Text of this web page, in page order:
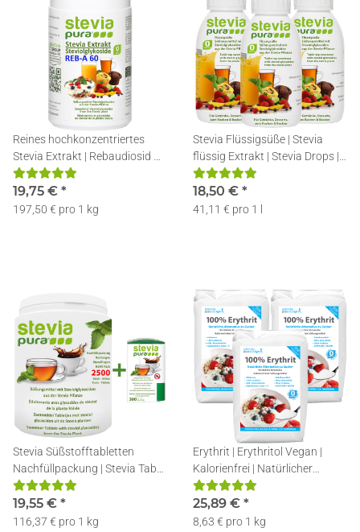
Reines hochkonzentriertes
Stevia Extrakt | Rebaudiosid A
60% - 100g | inkl. Dosierlöffel
19,75 € *
197,50 € pro 1 kg
Stevia Flüssigsüße | Stevia
flüssig Extrakt | Stevia Drops |
3x150ml
18,50 € *
41,11 € pro 1 l
Stevia Süßstofftabletten
Nachfüllpackung | Stevia Tabs |
Stevia Tabletten | 2500 + 300
Spender
19,55 € *
116,37 € pro 1 kg
Erythrit | Erythritol Vegan |
Kalorienfrei | Natürlicher
Zuckerersatz | 3x1kg
25,89 € *
8,63 € pro 1 kg